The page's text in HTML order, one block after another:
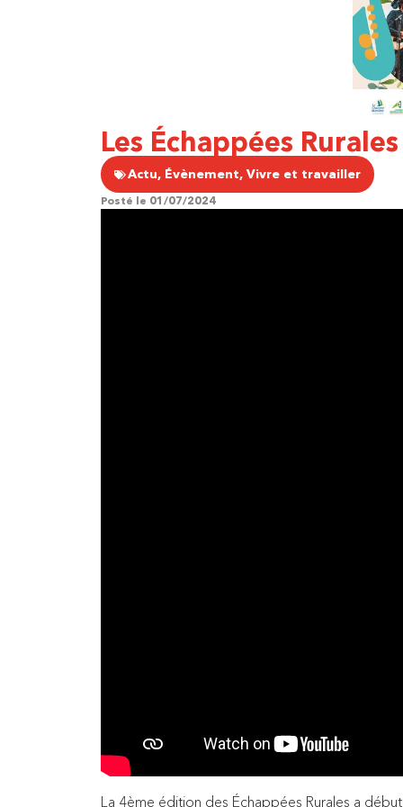
Les Échappées
Actu, Évènement, Vivre et travailler
Posté le 01/07/2024
La 4ème édition des Échappées Rurales a